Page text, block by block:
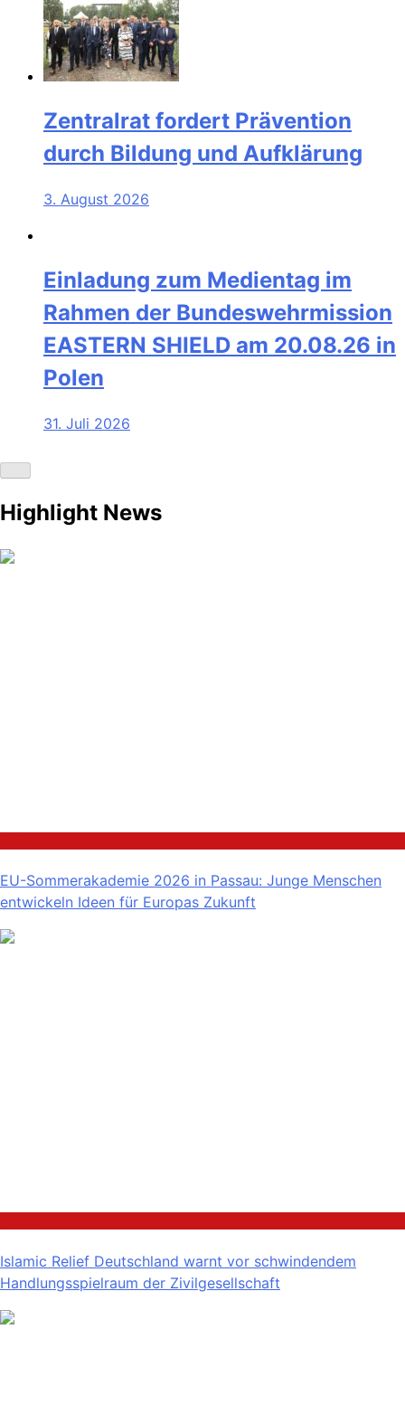
Zentralrat fordert Prävention
durch Bildung und Aufklärung
3. August 2026
Einladung zum Medientag im
Rahmen der Bundeswehrmission
EASTERN SHIELD am 20.08.26 in
Polen
31. Juli 2026
Highlight News
EU-Sommerakademie 2026 in Passau: Junge Menschen
entwickeln Ideen für Europas Zukunft
Islamic Relief Deutschland warnt vor schwindendem
Handlungsspielraum der Zivilgesellschaft